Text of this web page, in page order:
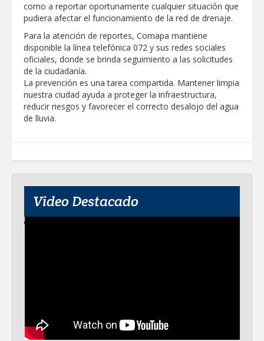
REFERENTE DE ENERGÍA LIMPIA EN
TAMAULIPAS
Destacó Alcalde Carlos Peña Ortiz
respuesta inmediata de servicios
municipales ante tormenta
La UAT, Gobierno del Estado y
ganaderos consolidan proyecto “Carne
Tam
GRATUITO PARA RECIÉN NACIDOS EN
"Mamá Luchona", acompañado por la
Senadora Maki Esther Ortiz Domínguez
como a reportar oportunamente cualquier situación que
pudiera afectar el funcionamiento de la red de drenaje.
Para la atención de reportes, Comapa mantiene
disponible la línea telefónica 072 y sus redes sociales
oficiales, donde se brinda seguimiento a las solicitudes
de la ciudadanía.
La prevención es una tarea compartida. Mantener limpia
nuestra ciudad ayuda a proteger la infraestructura,
reducir riesgos y favorecer el correcto desalojo del agua
de lluvia.
Video Destacado